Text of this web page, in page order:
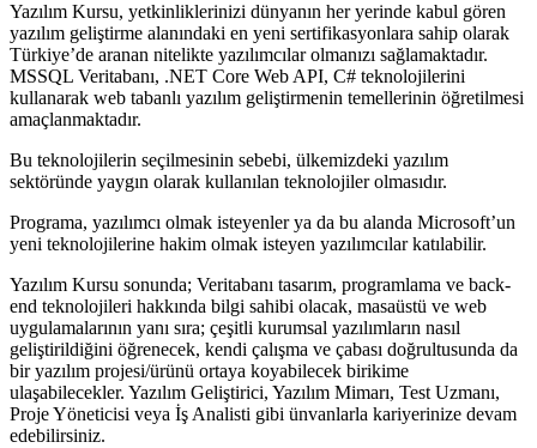
Yazılım Kursu, yetkinliklerinizi dünyanın her yerinde kabul gören
yazılım geliştirme alanındaki en yeni sertifikasyonlara sahip olarak
Türkiye’de aranan nitelikte yazılımcılar olmanızı sağlamaktadır.
MSSQL Veritabanı, .NET Core Web API, C# teknolojilerini
kullanarak web tabanlı yazılım geliştirmenin temellerinin öğretilmesi
amaçlanmaktadır.
Bu teknolojilerin seçilmesinin sebebi, ülkemizdeki yazılım
sektöründe yaygın olarak kullanılan teknolojiler olmasıdır.
Programa, yazılımcı olmak isteyenler ya da bu alanda Microsoft’un
yeni teknolojilerine hakim olmak isteyen yazılımcılar katılabilir.
Yazılım Kursu sonunda; Veritabanı tasarım, programlama ve back-
end teknolojileri hakkında bilgi sahibi olacak, masaüstü ve web
uygulamalarının yanı sıra; çeşitli kurumsal yazılımların nasıl
geliştirildiğini öğrenecek, kendi çalışma ve çabası doğrultusunda da
bir yazılım projesi/ürünü ortaya koyabilecek birikime
ulaşabilecekler. Yazılım Geliştirici, Yazılım Mimarı, Test Uzmanı,
Proje Yöneticisi veya İş Analisti gibi ünvanlarla kariyerinize devam
edebilirsiniz.